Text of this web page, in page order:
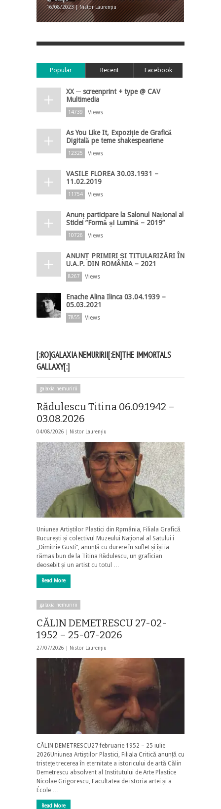
16/08/2023 | Nistor Laurențiu
Popular Recent Facebook
XX ─ screenprint + type @ CAV
Multimedia
14739 Views
As You Like It, Expoziție de Grafică
Digitală pe teme shakespeariene
12325 Views
VASILE FLOREA 30.03.1931 –
11.02.2019
11754 Views
Anunț participare la Salonul Național al
Sticlei ”Formă și Lumină – 2019”
10726 Views
ANUNȚ PRIMIRI ȘI TITULARIZĂRI ÎN
U.A.P. DIN ROMÂNIA – 2021
8267 Views
Enache Alina Ilinca 03.04.1939 –
05.03.2021
7855 Views
[:RO]GALAXIA NEMURIRII[:EN]THE IMMORTALS
GALLAXY[:]
galaxia nemuririi
Rădulescu Titina 06.09.1942 –
03.08.2026
04/08/2026 | Nistor Laurențiu
Uniunea Artiștilor Plastici din Rpmânia, Filiala Grafică
București și colectivul Muzeului Național al Satului i
„Dimitrie Gusti”, anunță cu durere în suflet și își ia
rămas bun de la Titina Rădulescu, un grafician
deosebit și un artist cu totul …
Read More
galaxia nemuririi
CĂLIN DEMETRESCU 27-02-
1952 – 25-07-2026
27/07/2026 | Nistor Laurențiu
CĂLIN DEMETRESCU27 februarie 1952 – 25 iulie
2026Uniunea Artiștilor Plastici, Filiala Critică anunță cu
tristețe trecerea în eternitate a istoricului de artă Călin
Demetrescu absolvent al Institutului de Arte Plastice
Nicolae Grigorescu, Facultatea de istoria artei și a
École …
Read More